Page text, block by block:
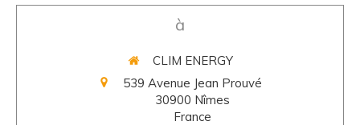
à
CLIM ENERGY
539 Avenue Jean Prouvé
30900 Nîmes
France